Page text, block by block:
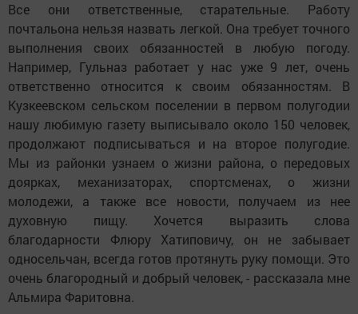
Все они ответственные, старательные. Работу
почтальона нельзя назвать легкой. Она требует точного
выполнения своих обязанностей в любую погоду.
Например, Гульназ работает у нас уже 9 лет, очень
ответственно относится к своим обязанностям. В
Кузкеевском сельском поселении в первом полугодии
нашу любимую газету выписывало около 150 человек,
продолжают подписываться и на второе полугодие.
Мы из районки узнаем о жизни района, о передовых
доярках, механизаторах, спортсменах, о жизни
молодежи, а также все новости, получаем из нее
духовную пищу. Хочется выразить слова
благодарности Флюру Хатиповичу, он не забывает
односельчан, всегда готов протянуть руку помощи. Это
очень благородный и добрый человек, - рассказала мне
Альмира Фаритовна.